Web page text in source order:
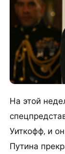
На этой
Уиткофф, и
Путина